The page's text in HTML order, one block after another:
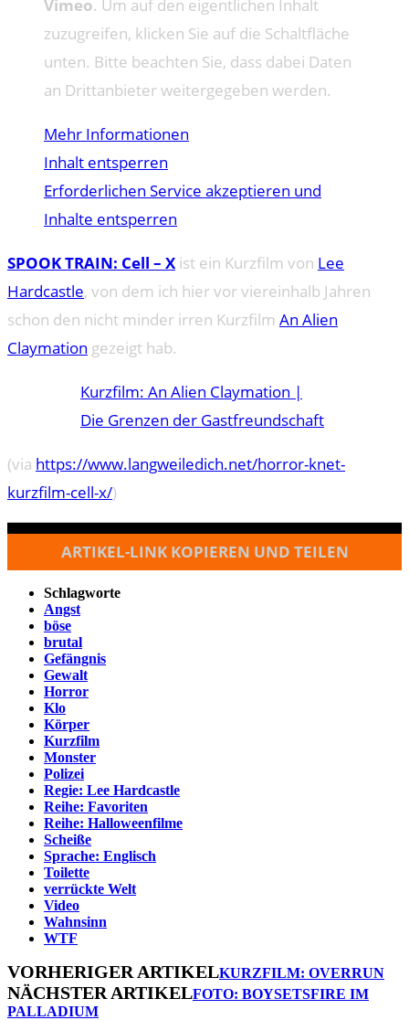
Vimeo. Um auf den eigentlichen Inhalt
zuzugreifen, klicken Sie auf die Schaltfläche
unten. Bitte beachten Sie, dass dabei Daten
an Drittanbieter weitergegeben werden.
Mehr Informationen
Inhalt entsperren
Erforderlichen Service akzeptieren und
Inhalte entsperren
SPOOK TRAIN: Cell – X ist ein Kurzfilm von Lee
Hardcastle, von dem ich hier vor viereinhalb Jahren
schon den nicht minder irren Kurzfilm An Alien
Claymation gezeigt hab.
Kurzfilm: An Alien Claymation |
Die Grenzen der Gastfreundschaft
(via https://www.langweiledich.net/horror-knet-
kurzfilm-cell-x/)
ARTIKEL-LINK KOPIEREN UND TEILEN
Schlagworte
Angst
böse
brutal
Gefängnis
Gewalt
Horror
Klo
Körper
Kurzfilm
Monster
Polizei
Regie: Lee Hardcastle
Reihe: Favoriten
Reihe: Halloweenfilme
Scheiße
Sprache: Englisch
Toilette
verrückte Welt
Video
Wahnsinn
WTF
VORHERIGER ARTIKELKURZFILM: OVERRUN
NÄCHSTER ARTIKELFOTO: BOYSETSFIRE IM
PALLADIUM